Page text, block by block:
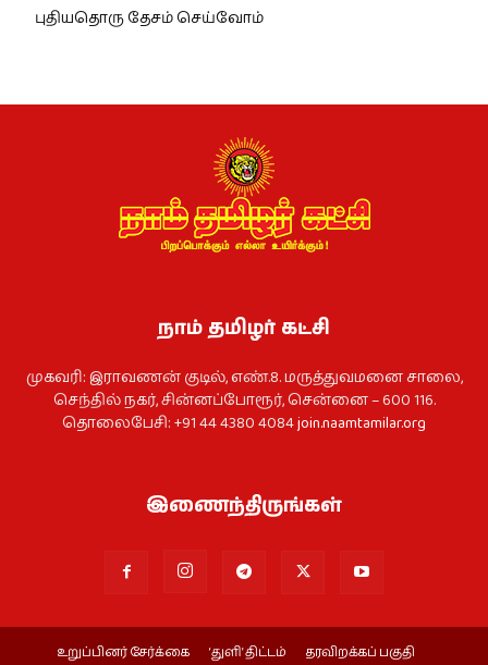
புதியதொரு தேசம் செய்வோம்
நாம் தமிழர் கட்சி
முகவரி: இராவணன் குடில், எண்.8. மருத்துவமனை சாலை,
செந்தில் நகர், சின்னப்போரூர், சென்னை – 600 116.
தொலைபேசி: +91 44 4380 4084join.naamtamilar.org
இணைந்திருங்கள்
உறுப்பினர் சேர்க்கை ‘துளி’ திட்டம் தரவிறக்கப் பகுதி